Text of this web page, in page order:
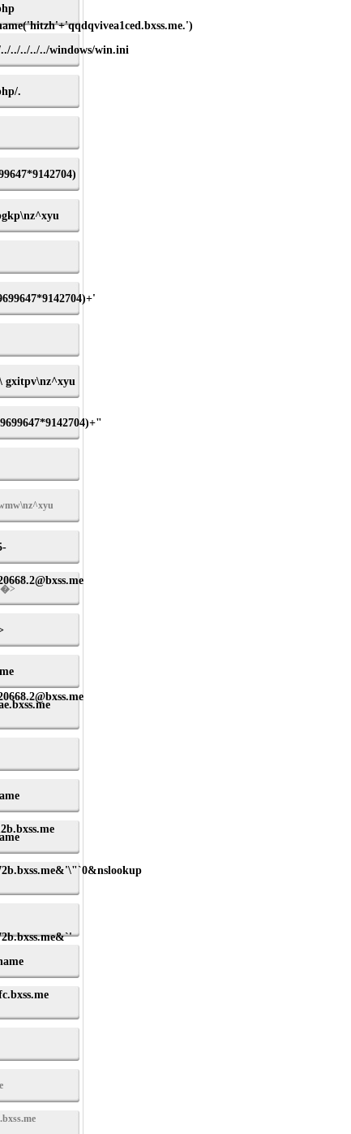
../../../../windows/win.ini
.
gxitpv\nz^xyu